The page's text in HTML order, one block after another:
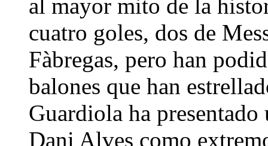
al mayor mito de la
cuatro goles, dos de
Fàbregas, pero han
balones que han
Guardiola ha presentado
Dani Alves como